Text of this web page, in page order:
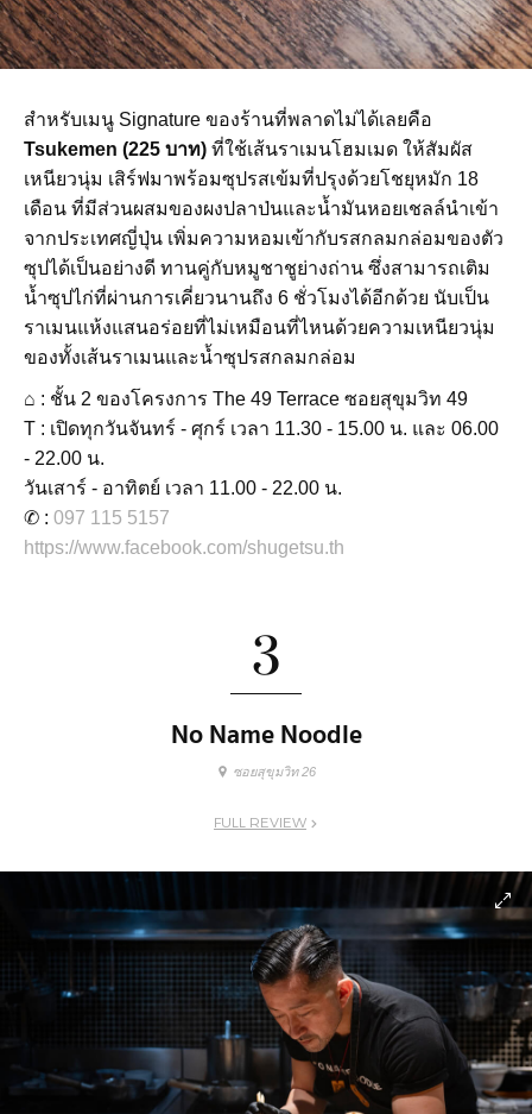
สำหรับเมนู Signature ของร้านที่พลาดไม่ได้เลยคือ
Tsukemen (225 บาท) ที่ใช้เส้นราเมนโฮมเมด ให้สัมผัส
เหนียวนุ่ม เสิร์ฟมาพร้อมซุปรสเข้มที่ปรุงด้วยโชยุหมัก 18
เดือน ที่มีส่วนผสมของผงปลาป่นและน้ำมันหอยเชลล์นำเข้า
จากประเทศญี่ปุ่น เพิ่มความหอมเข้ากับรสกลมกล่อมของตัว
ซุปได้เป็นอย่างดี ทานคู่กับหมูชาชูย่างถ่าน ซึ่งสามารถเติม
น้ำซุปไก่ที่ผ่านการเคี่ยวนานถึง 6 ชั่วโมงได้อีกด้วย นับเป็น
ราเมนแห้งแสนอร่อยที่ไม่เหมือนที่ไหนด้วยความเหนียวนุ่ม
ของทั้งเส้นราเมนและน้ำซุปรสกลมกล่อม
⌂ : ชั้น 2 ของโครงการ The 49 Terrace ซอยสุขุมวิท 49
T : เปิดทุกวันจันทร์ - ศุกร์ เวลา 11.30 - 15.00 น. และ 06.00
- 22.00 น.
วันเสาร์ - อาทิตย์ เวลา 11.00 - 22.00 น.
✆ : 097 115 5157
https://www.facebook.com/shugetsu.th
3
No Name Noodle
ซอยสุขุมวิท 26
FULL REVIEW